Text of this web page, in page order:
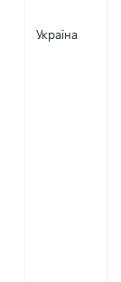
Україна